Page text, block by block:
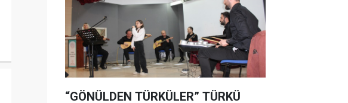
“GÖNÜLDEN TÜRKÜLER” TÜRKÜ